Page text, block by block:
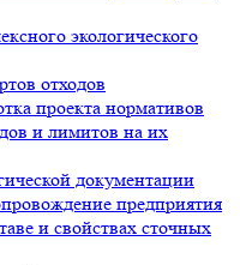
экологического
отходов
проекта нормативов
и лимитов на их
документации
предприятия
и свойствах сточных